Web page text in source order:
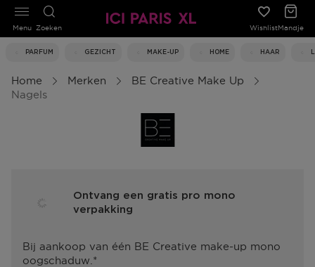
Zoeken WishlistMandje
PARFUM GEZICHT MAKE-UP HOME HAAR
Menu
Home Merken
BE Creative Make Up
Nagels
Ontvang een gratis pro mono
verpakking
Bij aankoop van één BE Creative make-up mono
oogschaduw.*